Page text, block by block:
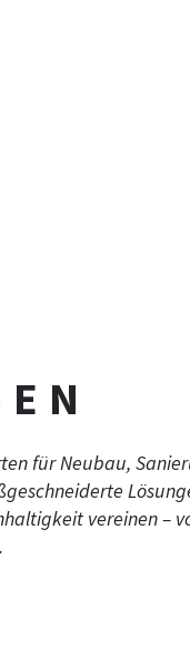
für Neubau,
vereinen –